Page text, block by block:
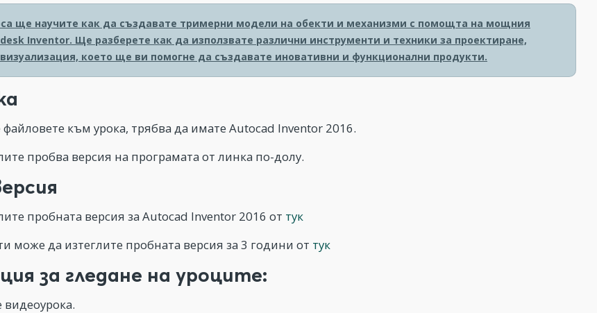
ще научите как да създавате тримерни модели на обекти и механизми с помощта на мощния
Inventor. Ще разберете как да използвате различни инструменти и техники за проектиране,
което ще ви помогне да създавате иновативни и функционални продукти.
файловете към урока, трябва да имате Autocad Inventor 2016.
пробва версия на програмата от линка по-долу.
пробната версия за Autocad Inventor 2016 от тук
може да изтеглите пробната версия за 3 години от тук
за гледане на уроците:
видеоурока.